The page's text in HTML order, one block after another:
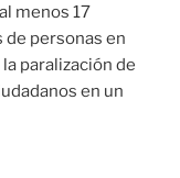
menos 17
personas en
paralización de
en un